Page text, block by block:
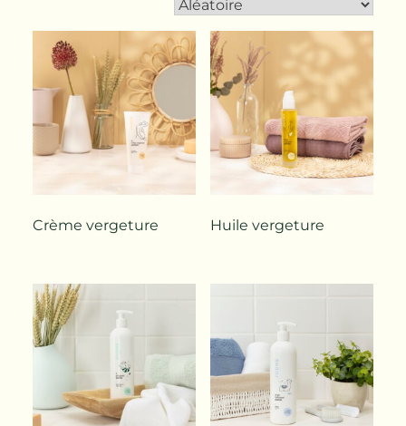
Crème vergeture Huile vergeture